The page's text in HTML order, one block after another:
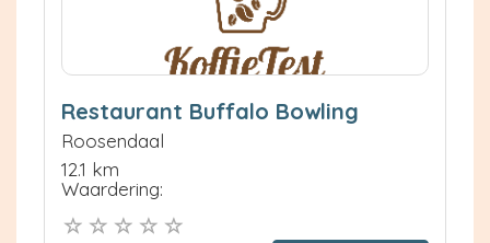
Restaurant Buffalo Bowling
Roosendaal
12.1 km
Waardering: